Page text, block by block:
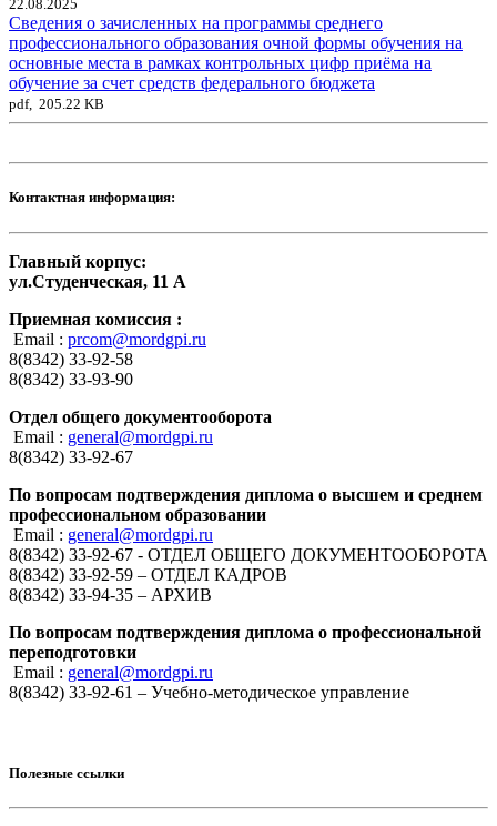
22.08.2025
Сведения о зачисленных на программы среднего
профессионального образования очной формы обучения на
основные места в рамках контрольных цифр приёма на
обучение за счет средств федерального бюджета
pdf, 205.22 KB
Контактная информация:
Главный корпус:
ул.Студенческая, 11 А
Приемная комиссия :
Email : prcom@mordgpi.ru
8(8342) 33-92-58
8(8342) 33-93-90
Отдел общего документооборота
Email : general@mordgpi.ru
8(8342) 33-92-67
По вопросам подтверждения диплома о высшем и среднем
профессиональном образовании
Email : general@mordgpi.ru
8(8342) 33-92-67 - ОТДЕЛ ОБЩЕГО ДОКУМЕНТООБОРОТА
8(8342) 33-92-59 – ОТДЕЛ КАДРОВ
8(8342) 33-94-35 – АРХИВ
По вопросам подтверждения диплома о профессиональной
переподготовки
Email : general@mordgpi.ru
8(8342) 33-92-61 – Учебно-методическое управление
Полезные ссылки